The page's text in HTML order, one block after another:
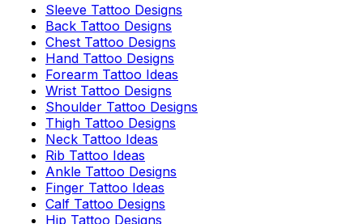
Sleeve Tattoo Designs
Back Tattoo Designs
Chest Tattoo Designs
Hand Tattoo Designs
Forearm Tattoo Ideas
Wrist Tattoo Designs
Shoulder Tattoo Designs
Thigh Tattoo Designs
Neck Tattoo Ideas
Rib Tattoo Ideas
Ankle Tattoo Designs
Finger Tattoo Ideas
Calf Tattoo Designs
Hip Tattoo Designs